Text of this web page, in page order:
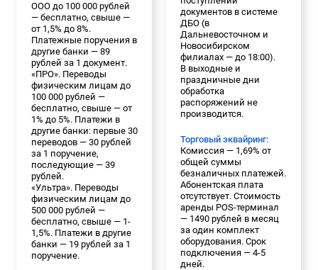
ООО до 100 000 рублей
— бесплатно, свыше —
от 1,5% до 8%.
Платежные поручения в
другие банки — 89
рублей за 1 документ.
«ПРО». Переводы
физическим лицам до
100 000 рублей —
бесплатно, свыше — от
1% до 5%. Платежи в
другие банки: первые 30
переводов — 30 рублей
за 1 поручение,
последующие — 39
рублей.
«Ультра». Переводы
физическим лицам до
500 000 рублей —
бесплатно, свыше — 1-
1,5%. Платежи в другие
банки — 19 рублей за 1
поручение.
документов в системе
ДБО (в
Дальневосточном и
Новосибирском
филиалах — до 18:00).
В выходные и
праздничные дни
обработка
распоряжений не
производится.
Торговый эквайринг:
Комиссия — 1,69% от
общей суммы
безналичных платежей.
Абонентская плата
отсутствует. Стоимость
аренды POS-терминал
— 1490 рублей в месяц
за один комплект
оборудования. Срок
подключения — 4-5
дней.